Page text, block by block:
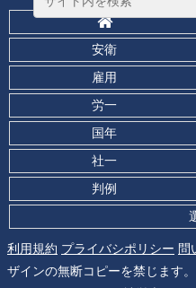
安衛
雇用
労一
国年
社一
判例
利用規約 プライバシポリシー 問
ザインの無断コピーを禁じます